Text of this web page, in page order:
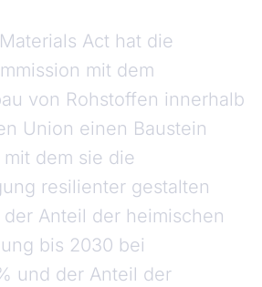
Act hat die
mit dem
von Rohstoffen innerhalb
Union einen Baustein
dem sie die
resilienter gestalten
Anteil der heimischen
bis 2030 bei
und der Anteil der